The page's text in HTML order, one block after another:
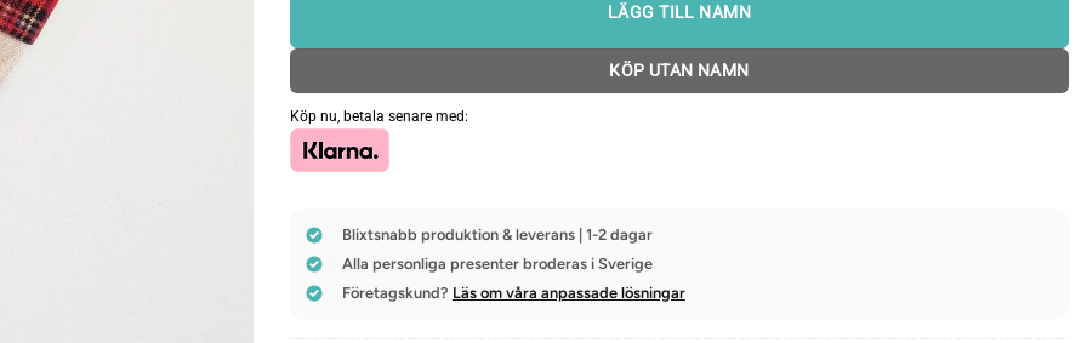
LÄGG TILL NAMN
KÖP UTAN NAMN
Köp nu, betala senare med:
Blixtsnabb produktion & leverans | 1-2 dagar
Alla personliga presenter broderas i Sverige
Företagskund? Läs om våra anpassade lösningar